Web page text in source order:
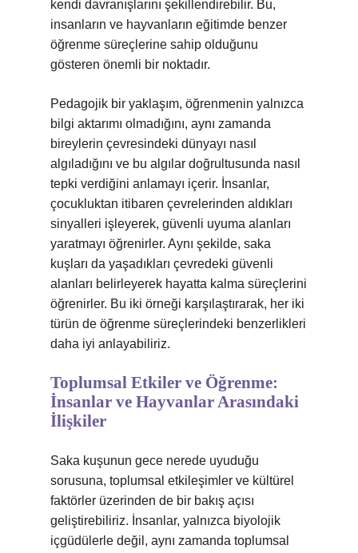
kendi davranışlarını şekillendirebilir. Bu,
insanların ve hayvanların eğitimde benzer
öğrenme süreçlerine sahip olduğunu
gösteren önemli bir noktadır.
Pedagojik bir yaklaşım, öğrenmenin yalnızca
bilgi aktarımı olmadığını, aynı zamanda
bireylerin çevresindeki dünyayı nasıl
algıladığını ve bu algılar doğrultusunda nasıl
tepki verdiğini anlamayı içerir. İnsanlar,
çocukluktan itibaren çevrelerinden aldıkları
sinyalleri işleyerek, güvenli uyuma alanları
yaratmayı öğrenirler. Aynı şekilde, saka
kuşları da yaşadıkları çevredeki güvenli
alanları belirleyerek hayatta kalma süreçlerini
öğrenirler. Bu iki örneği karşılaştırarak, her iki
türün de öğrenme süreçlerindeki benzerlikleri
daha iyi anlayabiliriz.
Toplumsal Etkiler ve Öğrenme:
İnsanlar ve Hayvanlar Arasındaki
İlişkiler
Saka kuşunun gece nerede uyuduğu
sorusuna, toplumsal etkileşimler ve kültürel
faktörler üzerinden de bir bakış açısı
geliştirebiliriz. İnsanlar, yalnızca biyolojik
içgüdülerle değil, aynı zamanda toplumsal